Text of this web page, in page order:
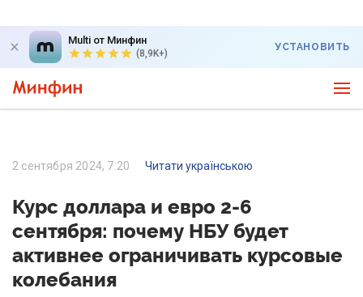
Multi от Минфин
(8,9K+)
УСТАНОВИТЬ
2 сентября 2024, 7:20 Читати українською
Курс доллара и евро 2-6
сентября: почему НБУ будет
активнее ограничивать курсовые
колебания